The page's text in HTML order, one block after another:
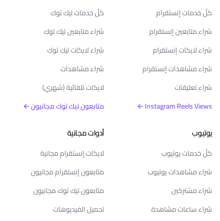
كلّ خدمات إنستقرام
شراء متابعين إنستقرام
شراء لايكات إنستقرام
شراء مشاهدات إنستقرام
شراء تعليقات
Instagram Reels Views ←
كلّ خدمات تيك توك
شراء متابعين تيك توك
شراء لايكات تيك توك
شراء مشاهدات
لايكات تلقائية (شهري)
متابعون تيك توك مجانيون ←
يوتيوب
كلّ خدمات يوتيوب
شراء مشاهدات يوتيوب
شراء مشتركين
شراء ساعات مشاهدة
أدوات مجانية
لايكات إنستقرام مجانية
متابعون إنستقرام مجانيون
متابعون تيك توك مجانيون
تحميل الفيديوهات